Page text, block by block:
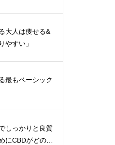
大人は痩せる&
やすい」
最もベーシック
しっかりと良質
にCBDがどのよ